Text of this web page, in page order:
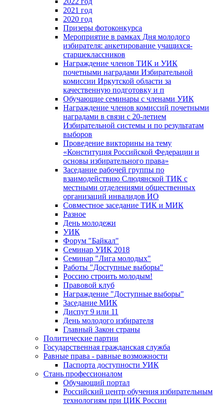
2021 год
2020 год
Призеры фотоконкурса
Мероприятие в рамках Дня молодого
избирателя: анкетирование учащихся-
старшеклассников
Награждение членов ТИК и УИК
почетными наградами Избирательной
комиссии Иркутской области за
качественную подготовку и п
Обучающие семинары с членами УИК
Награждение членов комиссий почетными
наградами в связи с 20-летием
Избирательной системы и по результатам
выборов
Проведение викторины на тему
«Конституция Российской Федерации и
основы избирательного права»
Заседание рабочей группы по
взаимодействию Слюдянской ТИК с
местными отделениями общественных
организаций инвалидов ИО
Совместное заседание ТИК и МИК
Разное
День молодежи
УИК
Форум "Байкал"
Семинар УИК 2018
Семинар "Лига молодых"
Работы "Доступные выборы"
Россию строить молодым!
Правовой клуб
Награждение "Доступные выборы"
Заседание МИК
Диспут 9 или 11
День молодого избирателя
Главный Закон страны
Политические партии
Государственная гражданская служба
Равные права - равные возможности
Паспорта доступности УИК
Стань профессионалом
Обучающий портал
Российский центр обучения избирательным
технологиям при ЦИК России